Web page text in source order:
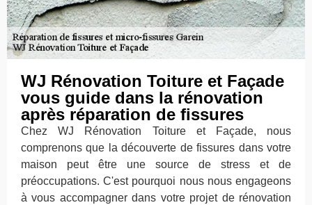
WJ Rénovation Toiture et Façade
vous guide dans la rénovation
après réparation de fissures
Chez WJ Rénovation Toiture et Façade, nous
comprenons que la découverte de fissures dans votre
maison peut être une source de stress et de
préoccupations. C'est pourquoi nous nous engageons
à vous accompagner dans votre projet de rénovation